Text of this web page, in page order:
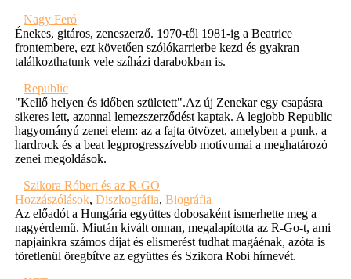
Nagy Feró
Énekes, gitáros, zeneszerző. 1970-től 1981-ig a Beatrice
frontembere, ezt követően szólókarrierbe kezd és gyakran
találkozthatunk vele szíházi darabokban is.
Republic
"Kellő helyen és időben született".Az új Zenekar egy csapásra
sikeres lett, azonnal lemezszerződést kaptak. A legjobb Republic
hagyományú zenei elem: az a fajta ötvözet, amelyben a punk, a
hardrock és a beat legprogresszívebb motívumai a meghatározó
zenei megoldások.
Szikora Róbert és az R-GO
Hozzászólások, Diszkográfia, Biográfia
Az előadót a Hungária együttes dobosaként ismerhette meg a
nagyérdemű. Miután kivált onnan, megalapította az R-Go-t, ami
napjainkra számos díjat és elismerést tudhat magáénak, azóta is
töretlenül öregbítve az együttes és Szikora Robi hírnevét.